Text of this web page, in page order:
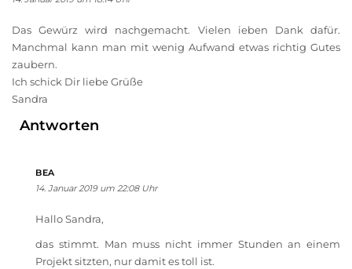
Das Gewürz wird nachgemacht. Vielen ieben Dank dafür.
Manchmal kann man mit wenig Aufwand etwas richtig Gutes
zaubern.
Ich schick Dir liebe Grüße
Sandra
Antworten
BEA
14. Januar 2019 um 22:08 Uhr
Hallo Sandra,
das stimmt. Man muss nicht immer Stunden an einem
Projekt sitzten, nur damit es toll ist.